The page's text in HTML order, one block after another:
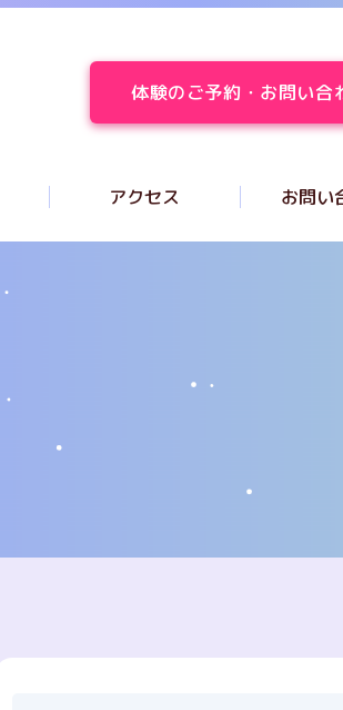
体験のご予約・お問い合
アクセス お問い